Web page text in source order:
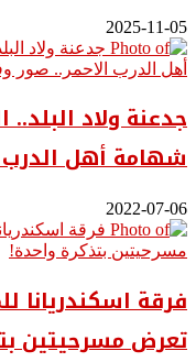
2025-11-05
جدعنة ولاد
شهامة أهل الدرب
2022-07-06
فرقة
تعرض مسرحيتين